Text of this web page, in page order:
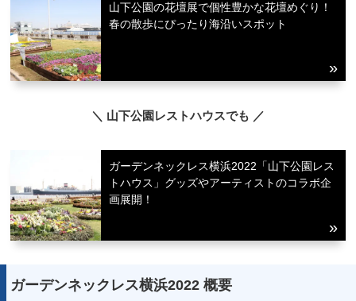
山下公園の花壇展で個性豊かな花壇めぐり！
春の散歩にぴったり海沿いスポット
＼ 山下公園レストハウスでも ／
ガーデンネックレス横浜2022「山下公園レス
トハウス」グッズやアーティストのコラボ企
画展開！
ガーデンネックレス横浜2022 概要